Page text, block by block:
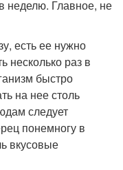
неделю. Главное, не
есть ее нужно
несколько раз в
быстро
на нее столь
следует
понемногу в
вкусовые